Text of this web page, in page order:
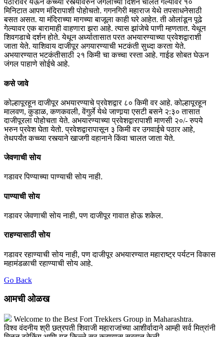
पठारावर येऊन कच्च्या रस्त्यावरुन जंगलाच्या दिशेने चालत गेल्यावर १०
मिनिटात आपण मंदिरापाशी पोहोचतो. गगनगिरी महाराज येथे तपसाधनेसाठी
बसत असत. या मंदिराच्या मागच्या बाजूला काही घरे आहेत. ती ओलांडून पूढे
गेल्यावर एक बारामाही वाहणारा झरा आहे. त्यास झांजेचे पाणी म्हणतात. येथून
शिवगडाचे दर्शन होते. येथून अर्ध्यातासात परत अभयारण्याच्या प्रवेशद्वाराशी
जाता येते. याशिवाय दाजीपूर अगयारण्याची भटकंती सुध्दा करता येते.
अभयारण्यात भटकंतीसाठी २१ किमी चा कच्चा रस्ता आहे. गाईड सोबत घेऊन
जंगल पाहाणे सोईचे आहे.
कसे जावे
कोल्हापूरहून दाजीपूर अभयारण्याचे प्रवेशद्वार ८० किमी वर आहे. कोल्हापूरहून
मालवण, कुडाळ, कणकवली, वेंगुर्ले येथे जाणार्‍या एसटी बसने २:३० तासात
दाजीपूरला पोहोचता येते. अभयारण्याच्या प्रवेशद्वारापाशी माणसी २०/- रुपये
भरुन प्रवेश घेता येतो. प्रवेशद्वारापासून ३ किमी वर उगवाईचे पठार आहे,
तेथपर्यंत कच्च्या रस्त्याने खाजगी वहानाने किंवा चालत जाता येते.
जेवणाची सोय
गडावर पिण्याच्या पाण्याची सोय नाही.
पाण्याची सोय
गडावर जेवणाची सोय नाही, पण दाजीपूर गावात होऊ शकेल.
राहण्यासाठी सोय
गडावर रहाण्याची सोय नाही, पण दाजीपूर अभयारण्यात महाराष्ट्र पर्यटन विकास
महामंडळाची रहाण्याची सोय आहे.
Go Back
आमची ओळख
Welcome to the Best Fort Trekkers Group in Maharashtra.
विश्व वंदनीय श्री छत्रपती शिवाजी महाराजांच्या आशीर्वादाने आम्ही सर्व मित्रांनी